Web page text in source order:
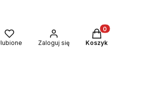
Zaloguj się
Produkty w
Koszyk